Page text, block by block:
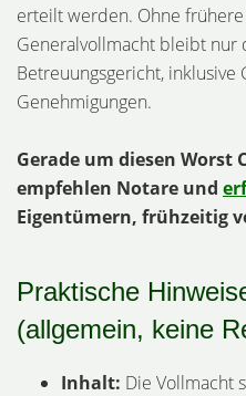
erteilt werden. Ohne
Generalvollmacht bleibt nur
Betreuungsgericht, inklusive
Genehmigungen.
Gerade um diesen Worst
empfehlen Notare und
Eigentümern, frühzeitig
Praktische
(allgemein, keine
Inhalt: Die Vollmacht